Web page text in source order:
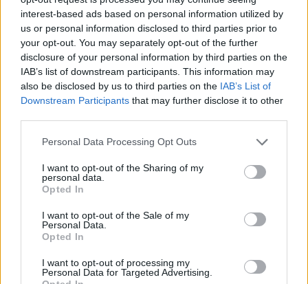
interest-based ads based on personal information utilized by
us or personal information disclosed to third parties prior to
your opt-out. You may separately opt-out of the further
disclosure of your personal information by third parties on the
IAB’s list of downstream participants. This information may
also be disclosed by us to third parties on the IAB’s List of
Downstream Participants that may further disclose it to other
Please note that this website/app uses one or more Google
not limited to your visit or usage behaviour. You may click to
grant or deny consent to Google and its third-party tags to
use your data for below specified purposes in below Google
consent section.
Personal Data Processing Opt Outs
I want to opt-out of the Sharing of my
personal data.
Opted In
I want to opt-out of the Sale of my
Personal Data.
Opted In
I want to opt-out of processing my
Personal Data for Targeted Advertising.
Σύμφωνα με τους ερευνητές, παρόλο που το
προφυλακτικό είναι μια από τις αφαλέστερες
μεθόδους προστασίας και αντισύλληψης, υπάρχει
πάντα ένα ποσοστό αποτυχίας της τάξης του 15%.
Αφού βύθισαν τα προφυλακτικά σε διάλυμμα που